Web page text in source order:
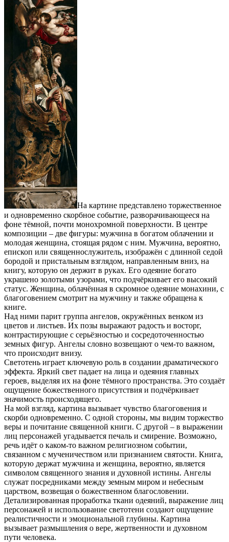
На картине представлено торжественное
и одновременно скорбное событие, разворачивающееся на
фоне тёмной, почти монохромной поверхности. В центре
композиции – две фигуры: мужчина в богатом облачении и
молодая женщина, стоящая рядом с ним. Мужчина, вероятно,
епископ или священнослужитель, изображён с длинной седой
бородой и пристальным взглядом, направленным вниз, на
книгу, которую он держит в руках. Его одеяние богато
украшено золотыми узорами, что подчёркивает его высокий
статус. Женщина, облачённая в скромное одеяние монахини, с
благоговением смотрит на мужчину и также обращена к
книге.
Над ними парит группа ангелов, окружённых венком из
цветов и листьев. Их позы выражают радость и восторг,
контрастирующие с серьёзностью и сосредоточенностью
земных фигур. Ангелы словно возвещают о чем-то важном,
что происходит внизу.
Светотень играет ключевую роль в создании драматического
эффекта. Яркий свет падает на лица и одеяния главных
героев, выделяя их на фоне тёмного пространства. Это создаёт
ощущение божественного присутствия и подчёркивает
значимость происходящего.
На мой взгляд, картина вызывает чувство благоговения и
скорби одновременно. С одной стороны, мы видим торжество
веры и почитание священной книги. С другой – в выражении
лиц персонажей угадывается печаль и смирение. Возможно,
речь идёт о каком-то важном религиозном событии,
связанном с мученичеством или признанием святости. Книга,
которую держат мужчина и женщина, вероятно, является
символом священного знания и духовной истины. Ангелы
служат посредниками между земным миром и небесным
царством, возвещая о божественном благословении.
Детализированная проработка ткани одеяний, выражение лиц
персонажей и использование светотени создают ощущение
реалистичности и эмоциональной глубины. Картина
вызывает размышления о вере, жертвенности и духовном
пути человека.